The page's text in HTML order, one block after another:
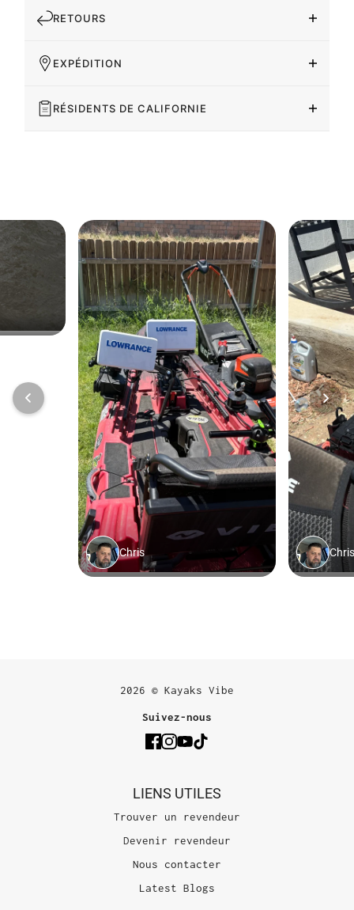
RETOURS
EXPÉDITION
RÉSIDENTS DE CALIFORNIE
2026 © Kayaks Vibe
Suivez-nous
LIENS UTILES
Trouver un revendeur
Devenir revendeur
Nous contacter
Latest Blogs